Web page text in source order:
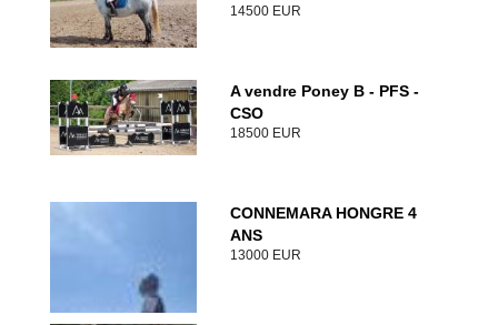
14500 EUR
A vendre Poney B - PFS -
CSO
18500 EUR
CONNEMARA HONGRE 4
ANS
13000 EUR